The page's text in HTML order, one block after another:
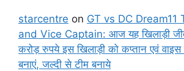
starcentre on GT vs DC Dream11
and Vice Captain: आज यह खिलाड़ी
करोड़ रुपये इस खिलाड़ी को कप्तान एवं
बनाएं, जल्दी से टीम बनाये